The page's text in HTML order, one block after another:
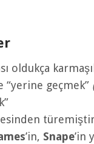
oldukça
“yerine geçmek”
’in, Snape’in